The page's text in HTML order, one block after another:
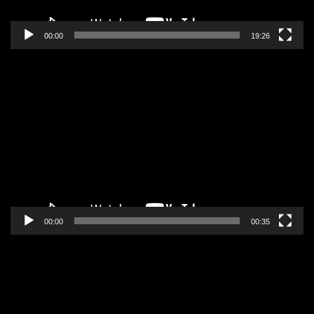
00:00 19:26
00:00 00:35